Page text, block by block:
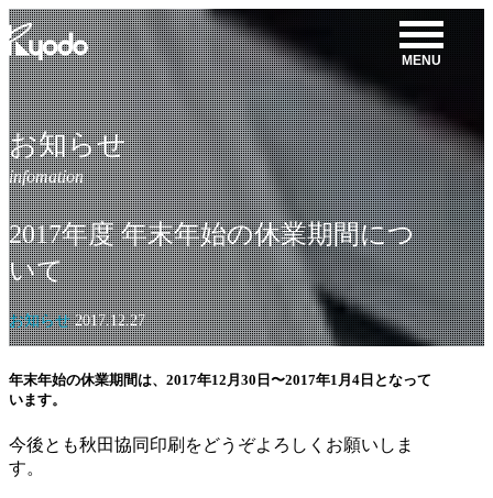
コ
ン
テ
ン
ツ
を
表
示
MENU
お知らせ
2017年度 年末年始の休業期間につ
いて
お知らせ 2017.12.27
年末年始の休業期間は、2017年12月30日〜2017年1月4日となって
います。
今後とも秋田協同印刷をどうぞよろしくお願いしま
す。